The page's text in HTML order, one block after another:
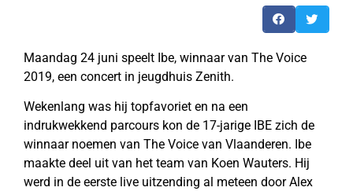
Maandag 24 juni speelt Ibe, winnaar van The Voice
2019, een concert in jeugdhuis Zenith.
Wekenlang was hij topfavoriet en na een
indrukwekkend parcours kon de 17-jarige IBE zich de
winnaar noemen van The Voice van Vlaanderen. Ibe
maakte deel uit van het team van Koen Wauters. Hij
werd in de eerste live uitzending al meteen door Alex